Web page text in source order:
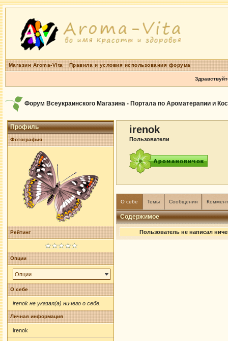
Магазин Aroma-Vita Правила и условия использования форума
Форум Всеукраинского Магазина - Портала по Ароматерапии и
Профиль
Фотография
Рейтинг
Опции
Опции
О себе
irenok не указал(а) ничего о себе.
Личная информация
irenok
irenok
Пользователи
О себе Темы Сообщения
Содержимое
Пользователь не написал